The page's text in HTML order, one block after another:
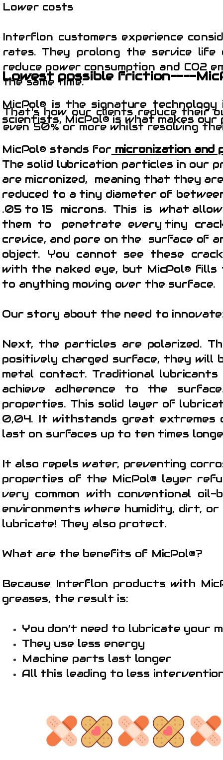
Lower costs
Interflon customers experience
rates. They prolong the service life
reduce power consumption and CO2
the same time.
That's how our clients reduce their
even 50% or more whilst resolving
Lowest possible friction----
MicPol® is the signature
scientists, MicPol® is what makes
MicPol® stands for micronization and
The solid lubrication particles in our
are micronized, meaning that they
reduced to a tiny diameter of
.05 to 15 microns. This is what
them to penetrate every tiny
crevice, and pore on the surface of
object. You cannot see these
with the naked eye, but MicPol®
to anything moving over the surface.
Our story about the need to
Next, the particles are polarized.
positively charged surface, they will
metal contact. Traditional
achieve adherence to the
properties. This solid layer of
0,04. It withstands great extremes
last on surfaces up to ten times
It also repels water, preventing
properties of the MicPol® layer
very common with conventional
environments where humidity, dirt,
lubricate! They also protect.
What are the benefits of MicPol®?
Because Interflon products with
greases, the result is:
You don’t need to lubricate your
They use less energy
Machine parts last longer
All this leading to less